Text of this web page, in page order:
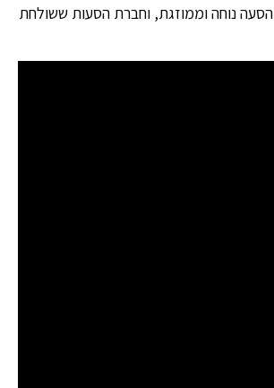
הסעה נוחה וממוזגת, וחברת הסעות ששולחת